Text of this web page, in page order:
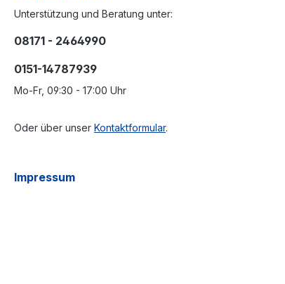
Unterstützung und Beratung unter:
08171 - 2464990
0151-14787939
Mo-Fr, 09:30 - 17:00 Uhr
Oder über unser Kontaktformular.
Impressum